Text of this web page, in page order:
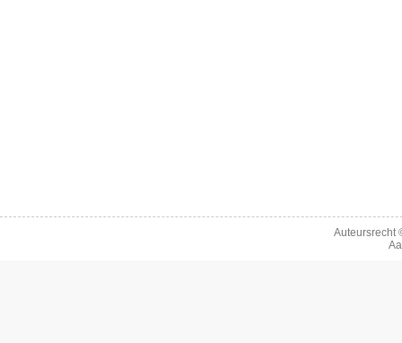
Auteursrecht